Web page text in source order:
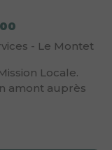
- Le Montet
Locale.
amont auprès